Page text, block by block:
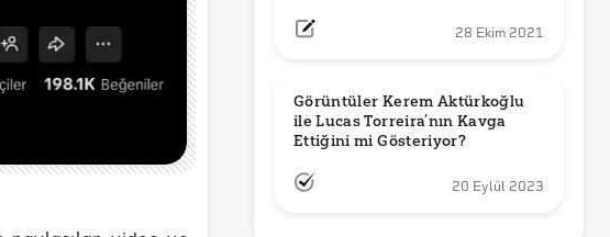
28 Ekim 2021
Görüntüler Kerem Aktürkoğlu
ile Lucas Torreira’nın Kavga
Ettiğini mi Gösteriyor?
20 Eylül 2023